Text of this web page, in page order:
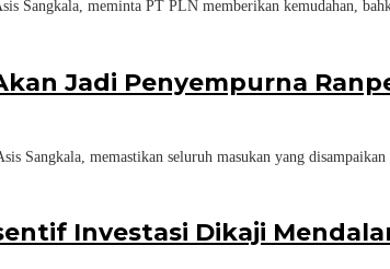
meminta PT PLN memberikan kemudahan,
Jadi Penyempurna
memastikan seluruh masukan yang disampaikan
Investasi Dikaji